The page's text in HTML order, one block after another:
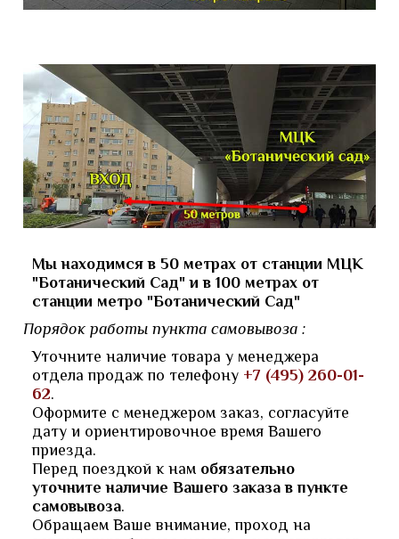
Мы находимся в 50 метрах от станции МЦК
"Ботанический Сад" и в 100 метрах от
станции метро "Ботанический Сад"
Порядок работы пункта самовывоза :
Уточните наличие товара у менеджера
отдела продаж по телефону +7 (495) 260-01-
62.
Оформите с менеджером заказ, согласуйте
дату и ориентировочное время Вашего
приезда.
Перед поездкой к нам обязательно
уточните наличие Вашего заказа в пункте
самовывоза.
Обращаем Ваше внимание, проход на